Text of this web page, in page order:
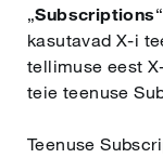
„Subscriptions
kasutavad X-i
tellimuse eest
teie teenuse
Teenuse